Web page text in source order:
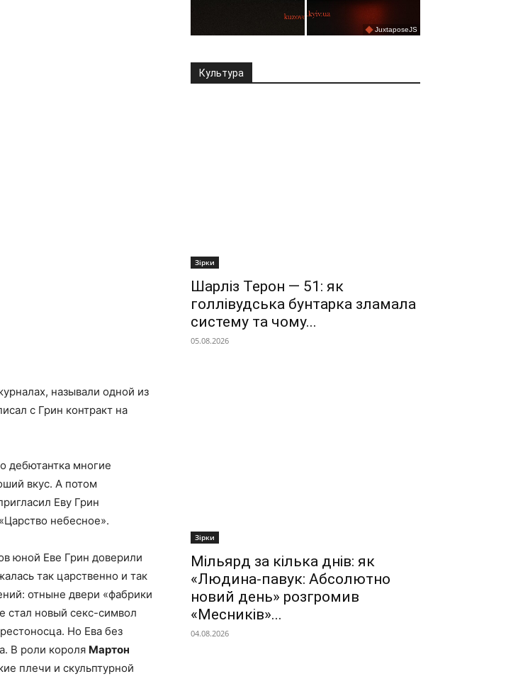
называли одной из
с Грин контракт на
дебютантка многие
вкус. А потом
Еву Грин
небесное».
юной Еве Грин доверили
так царственно и так
отныне двери «фабрики
стал новый секс-символ
Но Ева без
В роли короля Мартон
плечи и скульптурной
Культура
Зірки
Шарліз Терон — 51: як
голлівудська бунтарка зламала
систему та чому...
05.08.2026
Зірки
Мільярд за кілька днів: як
«Людина-павук: Абсолютно
новий день» розгромив
«Месників»...
04.08.2026